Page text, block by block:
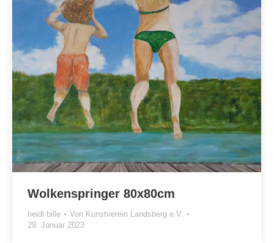
Wolkenspringer 80x80cm
heidi bille Von Kunstverein Landsberg e.V.
29. Januar 2023